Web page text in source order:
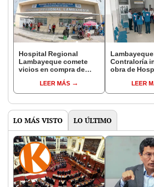
Hospital Regional
Lambayeque comete
vicios en compra de
LEER MÁS
Contraloría
obra de
desde elLEER
LO MÁS VISTO LO ÚLTIMO